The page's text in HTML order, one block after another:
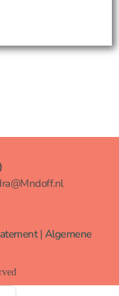
| Algemene